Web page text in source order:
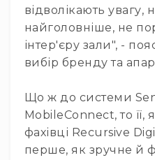
Для
Dj
та
Для
ТБ
відволікають увагу,
найголовніше, не
інтер'єру зали", -
вибір бренду та
Що ж до системи
MobileConnect, то її,
фахівці Recursive
перше, як зручне й